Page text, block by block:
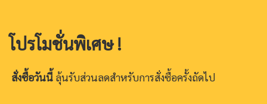
โปรโมชั่นพิเศษ !
สั่งซื้อวันนี้ ลุ้นรับส่วนลดสำหรับการสั่งซื้อครั้งถัดไป